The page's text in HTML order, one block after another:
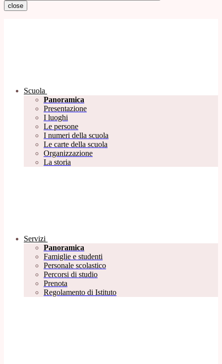
close
Scuola
Panoramica
Presentazione
I luoghi
Le persone
I numeri della scuola
Le carte della scuola
Organizzazione
La storia
Servizi
Panoramica
Famiglie e studenti
Personale scolastico
Percorsi di studio
Prenota
Regolamento di Istituto